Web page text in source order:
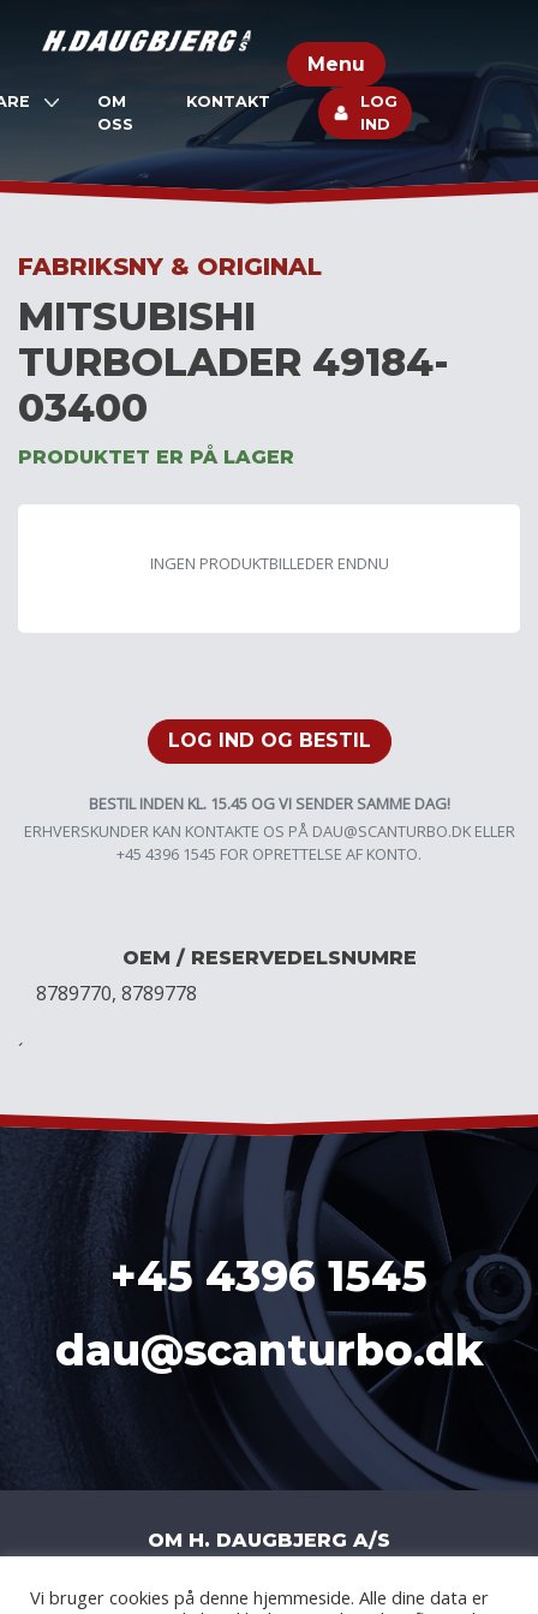
Menu
OM
OSS
KONTAKT
LOG
IND
FABRIKSNY & ORIGINAL
MITSUBISHI
TURBOLADER 49184-
03400
PRODUKTET ER PÅ LAGER
INGEN PRODUKTBILLEDER ENDNU
LOG IND OG BESTIL
BESTIL INDEN KL. 15.45 OG VI SENDER SAMME DAG!
ERHVERSKUNDER KAN KONTAKTE OS PÅ DAU@SCANTURBO.DKELLER
+45 4396 1545 FOR OPRETTELSE AF KONTO.
OEM / RESERVEDELSNUMRE
8789770, 8789778
´
+45 4396 1545
dau@scanturbo.dk
OM H. DAUGBJERG A/S
H. DAUGBJERG A/S | LITERBUEN 11J |
Vi bruger cookies på denne hjemmeside. Alle dine data er